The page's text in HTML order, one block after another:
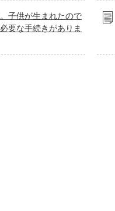
子供が生まれたので
要な手続きがありま